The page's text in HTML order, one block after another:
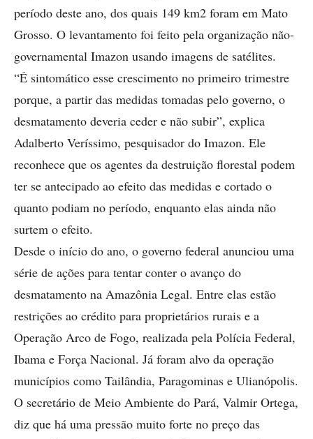
período deste ano, dos quais 149 km2 foram em Mato
Grosso. O levantamento foi feito pela organização não-
governamental Imazon usando imagens de satélites.
“É sintomático esse crescimento no primeiro trimestre
porque, a partir das medidas tomadas pelo governo, o
desmatamento deveria ceder e não subir”, explica
Adalberto Veríssimo, pesquisador do Imazon. Ele
reconhece que os agentes da destruição florestal podem
ter se antecipado ao efeito das medidas e cortado o
quanto podiam no período, enquanto elas ainda não
surtem o efeito.
Desde o início do ano, o governo federal anunciou uma
série de ações para tentar conter o avanço do
desmatamento na Amazônia Legal. Entre elas estão
restrições ao crédito para proprietários rurais e a
Operação Arco de Fogo, realizada pela Polícia Federal,
Ibama e Força Nacional. Já foram alvo da operação
municípios como Tailândia, Paragominas e Ulianópolis.
O secretário de Meio Ambiente do Pará, Valmir Ortega,
diz que há uma pressão muito forte no preço das